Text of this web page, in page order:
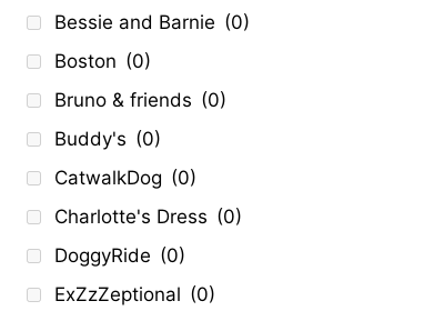
Bessie and Barnie (0)
Boston (0)
Bruno & friends (0)
Buddy's (0)
CatwalkDog (0)
Charlotte's Dress (0)
DoggyRide (0)
ExZzZeptional (0)